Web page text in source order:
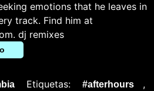
emotions that he leaves in
track. Find him at
dj remixes
Etiquetas: #afterhours ,